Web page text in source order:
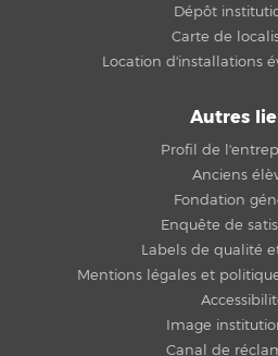
Dépôt
Carte de
Location d'installations
Autres
Profil de
Anciens
Fondation
Enquête de
Labels de qualité
Mentions légales et
Image
Canal de